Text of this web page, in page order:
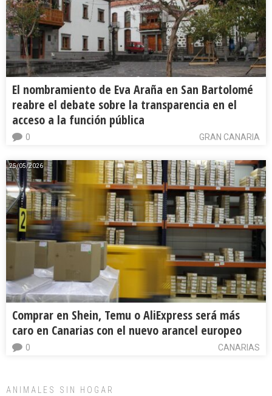
El nombramiento de Eva Araña en San Bartolomé
reabre el debate sobre la transparencia en el
acceso a la función pública
GRAN CANARIA
0
25/05/2026
Comprar en Shein, Temu o AliExpress será más
caro en Canarias con el nuevo arancel europeo
CANARIAS
0
ANIMALES SIN HOGAR